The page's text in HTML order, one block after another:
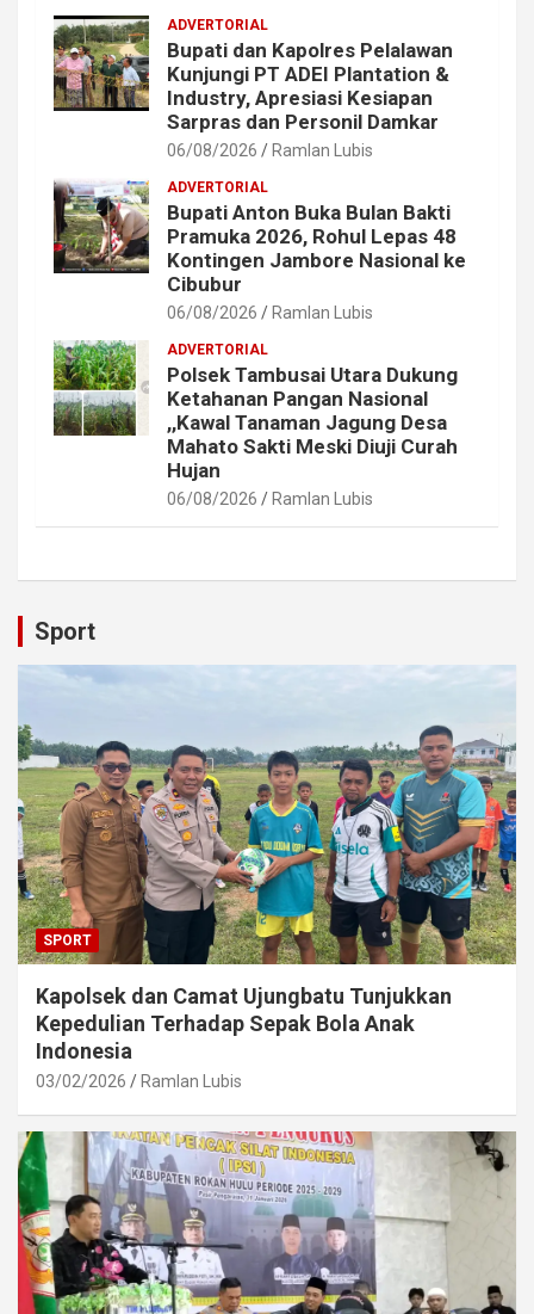
ADVERTORIAL
Bupati dan Kapolres Pelalawan
Kunjungi PT ADEI Plantation &
Industry, Apresiasi Kesiapan
Sarpras dan Personil Damkar
06/08/2026 Ramlan Lubis
ADVERTORIAL
Bupati Anton Buka Bulan Bakti
Pramuka 2026, Rohul Lepas 48
Kontingen Jambore Nasional ke
Cibubur
06/08/2026 Ramlan Lubis
ADVERTORIAL
Polsek Tambusai Utara Dukung
Ketahanan Pangan Nasional
,,Kawal Tanaman Jagung Desa
Mahato Sakti Meski Diuji Curah
Hujan
06/08/2026 Ramlan Lubis
Sport
SPORT
Kapolsek dan Camat Ujungbatu Tunjukkan
Kepedulian Terhadap Sepak Bola Anak
Indonesia
03/02/2026 Ramlan Lubis